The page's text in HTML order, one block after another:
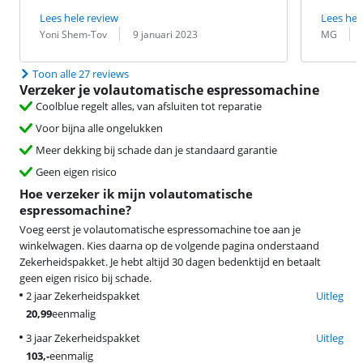
Lees hele review
Beoordeling door:
Yoni Shem-Tov
Datum: 9 januari 2023
Lees
MG
Datum:
Toon alle 27 reviews
Verzeker je volautomatische espressomachine
Coolblue regelt alles, van afsluiten tot reparatie
Voor bijna alle ongelukken
Meer dekking bij schade dan je standaard garantie
Geen eigen risico
Hoe verzeker ik mijn volautomatische
espressomachine?
Voeg eerst je volautomatische espressomachine toe aan je
winkelwagen. Kies daarna op de volgende pagina onderstaand
Zekerheidspakket. Je hebt altijd 30 dagen bedenktijd en betaalt
geen eigen risico bij schade.
2 jaar Zekerheidspakket
Uitleg
20,99eenmalig
3 jaar Zekerheidspakket
Uitleg
103,-eenmalig